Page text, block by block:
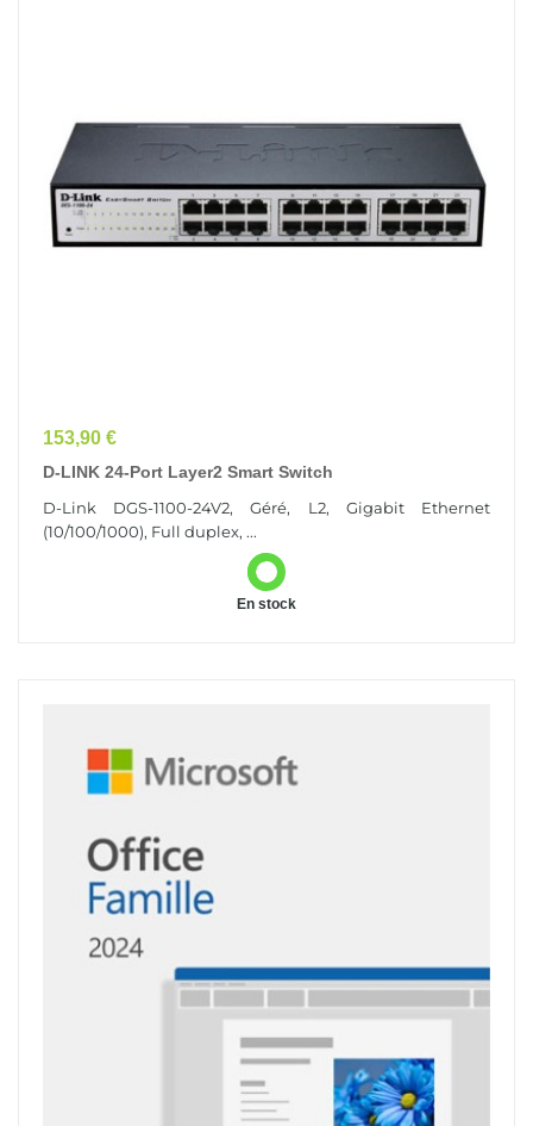
Prix
153,90 €
D-LINK 24-Port Layer2 Smart Switch
D-Link DGS-1100-24V2, Géré, L2, Gigabit Ethernet
(10/100/1000), Full duplex, ...
En stock